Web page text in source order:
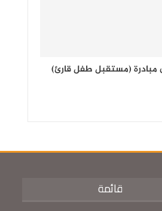
مبادرة (مستقبل طفل قارئ)
قائمة